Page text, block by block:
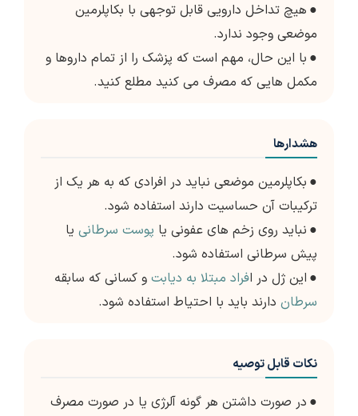
● هیچ تداخل دارویی قابل توجهی با بکاپلرمین
موضعی وجود ندارد.
● با این حال، مهم است که پزشک را از تمام داروها و
مکمل هایی که مصرف می کنید مطلع کنید.
هشدارها
● بکاپلرمین موضعی نباید در افرادی که به هر یک از
ترکیبات آن حساسیت دارند استفاده شود.
● نباید روی زخم های عفونی یا پوست سرطانی یا
پیش سرطانی استفاده شود.
● این ژل در افراد مبتلا به دیابت و کسانی که سابقه
سرطان دارند باید با احتیاط استفاده شود.
نکات قابل توصیه
● در صورت داشتن هر گونه آلرژی یا در صورت مصرف